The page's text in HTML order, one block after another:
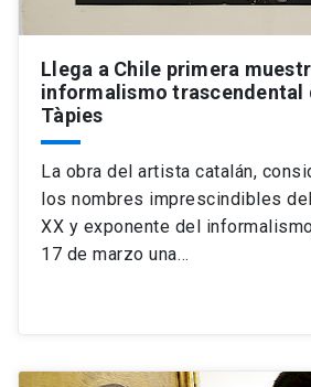
Futuros estudiantes
Estudiantes
Académicos
Alumni launch
Go to english site
ACCESOS DIRECTOS
Admisión
Mi Cuenta UC launch
Correo UC launch
Donaciones launch
Llega a Chile primera
informalismo trascendental
Tàpies
La obra del artista catalán,
los nombres imprescindibles
XX y exponente del
17 de marzo una…